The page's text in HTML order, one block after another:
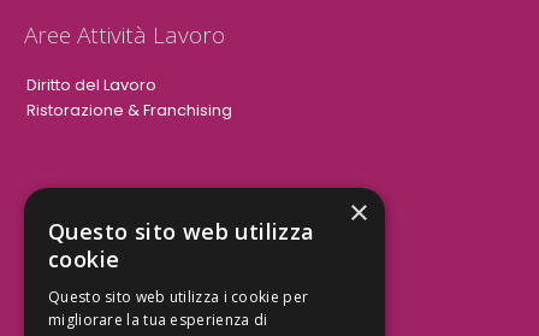
Aree Attività Lavoro
Diritto del Lavoro
Ristorazione & Franchising
Aree Attività Civile
Tutele del Credito
Responsabilità Civile
Contrattualistica
×
Questo sito web utilizza
cookie
Questo sito web utilizza i cookie per
migliorare la tua esperienza di